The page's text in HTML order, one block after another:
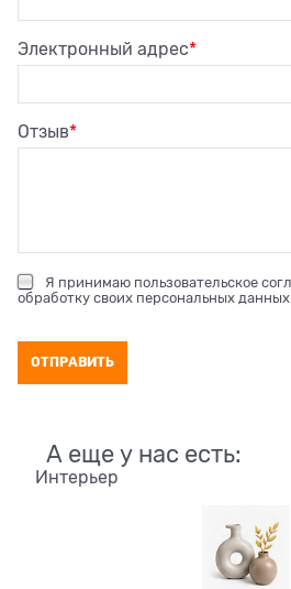
Электронный адрес
Отзыв
Я принимаю пользовательское
обработку своих персональных данных
А еще у нас есть:
Интерьер